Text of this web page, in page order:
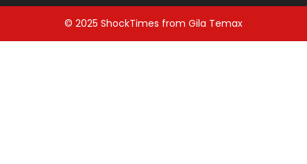
© 2025 ShockTimes from Gila Temax